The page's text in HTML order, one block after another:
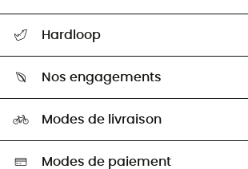
Retour & remboursement
Guide des tailles
Seconde Main
Aide & Contact
Hardloop
HardGuides
Nos engagements
Sélection éco-responsable
Modes de livraison
Modes de paiement